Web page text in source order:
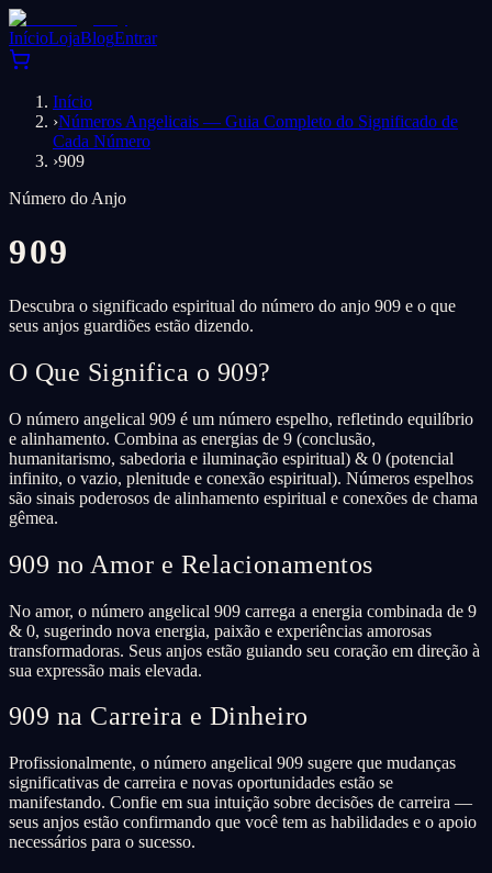
InícioLojaBlogEntrar
Início
›Números Angelicais — Guia Completo do Significado de
Cada Número
›909
Número do Anjo
909
Descubra o significado espiritual do número do anjo 909 e o que
seus anjos guardiões estão dizendo.
O Que Significa o 909?
O número angelical 909 é um número espelho, refletindo equilíbrio
e alinhamento. Combina as energias de 9 (conclusão,
humanitarismo, sabedoria e iluminação espiritual) & 0 (potencial
infinito, o vazio, plenitude e conexão espiritual). Números espelhos
são sinais poderosos de alinhamento espiritual e conexões de chama
gêmea.
909 no Amor e Relacionamentos
No amor, o número angelical 909 carrega a energia combinada de 9
& 0, sugerindo nova energia, paixão e experiências amorosas
transformadoras. Seus anjos estão guiando seu coração em direção à
sua expressão mais elevada.
909 na Carreira e Dinheiro
Profissionalmente, o número angelical 909 sugere que mudanças
significativas de carreira e novas oportunidades estão se
manifestando. Confie em sua intuição sobre decisões de carreira —
seus anjos estão confirmando que você tem as habilidades e o apoio
necessários para o sucesso.